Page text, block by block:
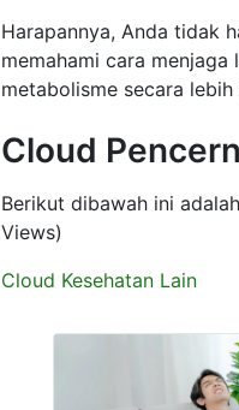
Harapannya, Anda tidak
memahami cara
metabolisme secara
Cloud
Berikut dibawah ini
Views)
Cloud Kesehatan Lain